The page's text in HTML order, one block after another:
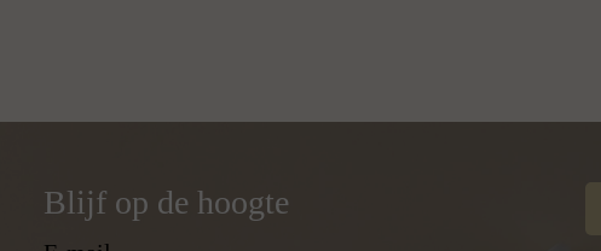
Blijf op de hoogte